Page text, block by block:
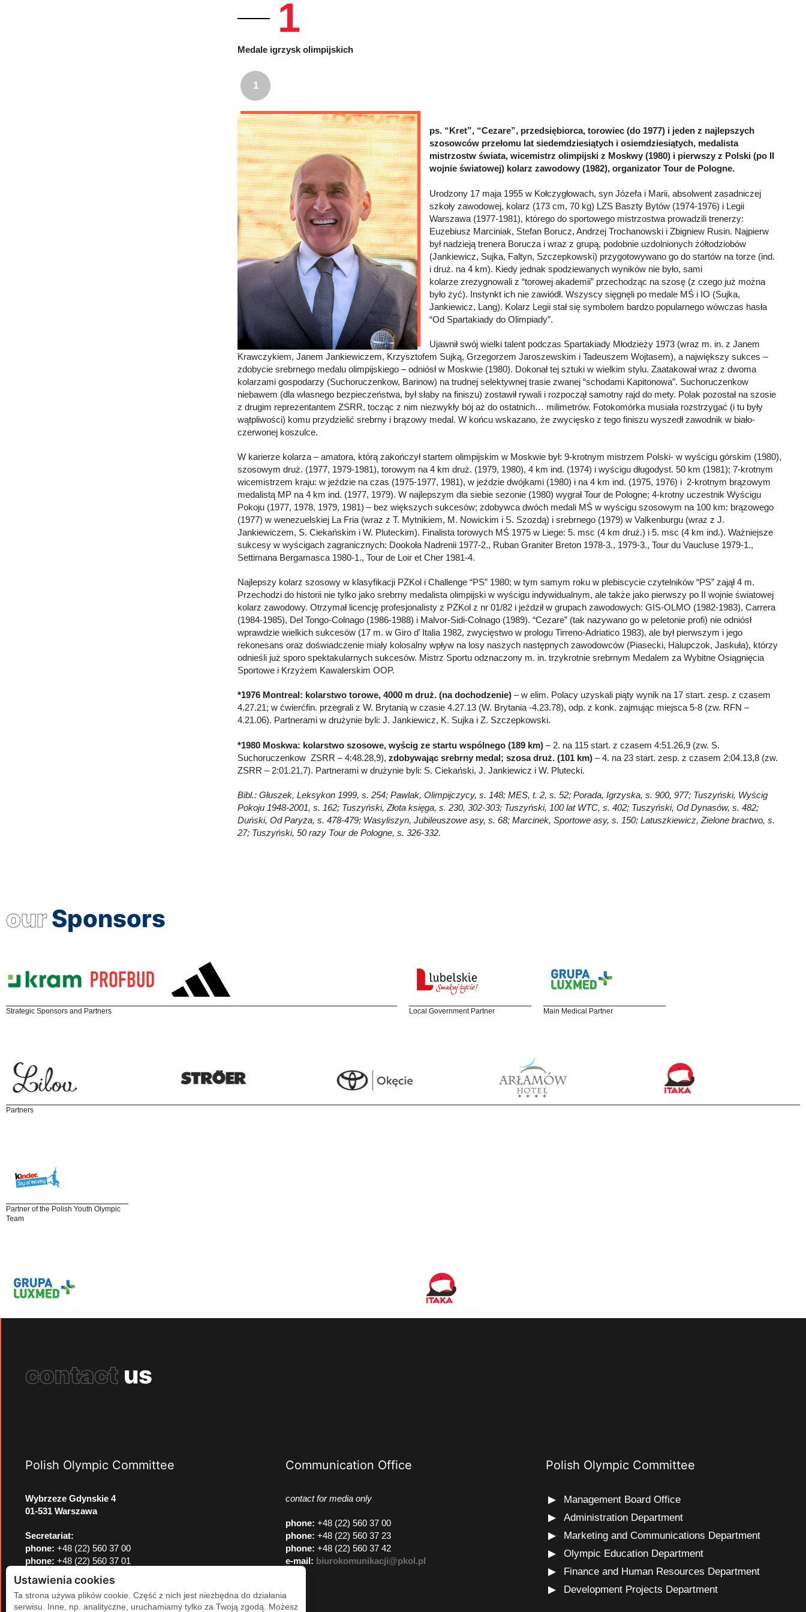
1
Medale igrzysk olimpijskich
1
ps. “Kret”, “Cezare”, przedsiębiorca, torowiec (do 1977) i jeden z najlepszych
szosowców przełomu lat siedemdziesiątych i osiemdziesiątych, medalista
mistrzostw świata, wicemistrz olimpijski z Moskwy (1980) i pierwszy z Polski (po II
wojnie światowej) kolarz zawodowy (1982), organizator Tour de Pologne.
Urodzony 17 maja 1955 w Kołczygłowach, syn Józefa i Marii, absolwent zasadniczej
szkoły zawodowej, kolarz (173 cm, 70 kg) LZS Baszty Bytów (1974-1976) i Legii
Warszawa (1977-1981), którego do sportowego mistrzostwa prowadzili trenerzy:
Euzebiusz Marciniak, Stefan Borucz, Andrzej Trochanowski i Zbigniew Rusin. Najpierw
był nadzieją trenera Borucza i wraz z grupą, podobnie uzdolnionych żółtodziobów
(Jankiewicz, Sujka, Faltyn, Szczepkowski) przygotowywano go do startów na torze (ind.
i druż. na 4 km). Kiedy jednak spodziewanych wyników nie było, sami
kolarze zrezygnowali z “torowej akademii” przechodząc na szosę (z czego już można
było żyć). Instynkt ich nie zawiódł. Wszyscy sięgnęli po medale MŚ i IO (Sujka,
Jankiewicz, Lang). Kolarz Legii stał się symbolem bardzo popularnego wówczas hasła
“Od Spartakiady do Olimpiady”.
Ujawnił swój wielki talent podczas Spartakiady Młodzieży 1973 (wraz m. in. z Janem
Krawczykiem, Janem Jankiewiczem, Krzysztofem Sujką, Grzegorzem Jaroszewskim i Tadeuszem Wojtasem), a największy sukces –
zdobycie srebrnego medalu olimpijskiego – odniósł w Moskwie (1980). Dokonał tej sztuki w wielkim stylu. Zaatakował wraz z dwoma
kolarzami gospodarzy (Suchoruczenkow, Barinow) na trudnej selektywnej trasie zwanej “schodami Kapitonowa”. Suchoruczenkow
niebawem (dla własnego bezpieczeństwa, był słaby na finiszu) zostawił rywali i rozpoczął samotny rajd do mety. Polak pozostał na szosie
z drugim reprezentantem ZSRR, tocząc z nim niezwykły bój aż do ostatnich… milimetrów. Fotokomórka musiała rozstrzygać (i tu były
wątpliwości) komu przydzielić srebrny i brązowy medal. W końcu wskazano, że zwycięsko z tego finiszu wyszedł zawodnik w biało-
czerwonej koszulce.
W karierze kolarza – amatora, którą zakończył startem olimpijskim w Moskwie był: 9-krotnym mistrzem Polski- w wyścigu górskim (1980),
szosowym druż. (1977, 1979-1981), torowym na 4 km druż. (1979, 1980), 4 km ind. (1974) i wyścigu długodyst. 50 km (1981); 7-krotnym
wicemistrzem kraju: w jeździe na czas (1975-1977, 1981), w jeździe dwójkami (1980) i na 4 km ind. (1975, 1976) i 2-krotnym brązowym
medalistą MP na 4 km ind. (1977, 1979). W najlepszym dla siebie sezonie (1980) wygrał Tour de Pologne; 4-krotny uczestnik Wyścigu
Pokoju (1977, 1978, 1979, 1981) – bez większych sukcesów; zdobywca dwóch medali MŚ w wyścigu szosowym na 100 km: brązowego
(1977) w wenezuelskiej La Fria (wraz z T. Mytnikiem, M. Nowickim i S. Szozdą) i srebrnego (1979) w Valkenburgu (wraz z J.
Jankiewiczem, S. Ciekańskim i W. Pluteckim). Finalista torowych MŚ 1975 w Liege: 5. msc (4 km druż.) i 5. msc (4 km ind.). Ważniejsze
sukcesy w wyścigach zagranicznych: Dookoła Nadrenii 1977-2., Ruban Graniter Breton 1978-3., 1979-3., Tour du Vaucluse 1979-1.,
Settimana Bergamasca 1980-1., Tour de Loir et Cher 1981-4.
Najlepszy kolarz szosowy w klasyfikacji PZKol i Challenge “PS” 1980; w tym samym roku w plebiscycie czytelników “PS” zajął 4 m.
Przechodzi do historii nie tylko jako srebrny medalista olimpijski w wyścigu indywidualnym, ale także jako pierwszy po II wojnie światowej
kolarz zawodowy. Otrzymał licencję profesjonalisty z PZKol z nr 01/82 i jeździł w grupach zawodowych: GIS-OLMO (1982-1983), Carrera
(1984-1985), Del Tongo-Colnago (1986-1988) i Malvor-Sidi-Colnago (1989). “Cezare” (tak nazywano go w peletonie profi) nie odniósł
wprawdzie wielkich sukcesów (17 m. w Giro d’ Italia 1982, zwycięstwo w prologu Tirreno-Adriatico 1983), ale był pierwszym i jego
rekonesans oraz doświadczenie miały kolosalny wpływ na losy naszych następnych zawodowców (Piasecki, Halupczok, Jaskuła), którzy
odnieśli już sporo spektakularnych sukcesów. Mistrz Sportu odznaczony m. in. trzykrotnie srebrnym Medalem za Wybitne Osiągnięcia
Sportowe i Krzyżem Kawalerskim OOP.
*1976 Montreal: kolarstwo torowe, 4000 m druż. (na dochodzenie) – w elim. Polacy uzyskali piąty wynik na 17 start. zesp. z czasem
4.27.21; w ćwierćfin. przegrali z W. Brytanią w czasie 4.27.13 (W. Brytania -4.23.78), odp. z konk. zajmując miejsca 5-8 (zw. RFN –
4.21.06). Partnerami w drużynie byli: J. Jankiewicz, K. Sujka i Z. Szczepkowski.
*1980 Moskwa: kolarstwo szosowe, wyścig ze startu wspólnego (189 km) – 2. na 115 start. z czasem 4:51.26,9 (zw. S.
Suchoruczenkow ZSRR – 4:48.28,9), zdobywając srebrny medal; szosa druż. (101 km) – 4. na 23 start. zesp. z czasem 2:04.13,8 (zw.
ZSRR – 2:01.21,7). Partnerami w drużynie byli: S. Ciekański, J. Jankiewicz i W. Plutecki.
Bibl.: Głuszek, Leksykon 1999, s. 254; Pawlak, Olimpijczycy, s. 148; MES, t. 2, s. 52; Porada, Igrzyska, s. 900, 977; Tuszyński, Wyścig
Pokoju 1948-2001, s. 162; Tuszyński, Złota księga, s. 230, 302-303; Tuszyński, 100 lat WTC, s. 402; Tuszyński, Od Dynasów, s. 482;
Duński, Od Paryża, s. 478-479; Wasyliszyn, Jubileuszowe asy, s. 68; Marcinek, Sportowe asy, s. 150; Latuszkiewicz, Zielone bractwo, s.
27; Tuszyński, 50 razy Tour de Pologne, s. 326-332.
ourSponsors
Strategic Sponsors and Partners Local Government Partner Main Medical Partner
Partners
Partner of the Polish Youth Olympic
Team
contact us
Polish Olympic Committee
Wybrzeze Gdynskie 4
01-531 Warszawa
Secretariat:
phone: +48 (22) 560 37 00
phone: +48 (22) 560 37 01
e-mail:
pkol@pkol.pl
Communication Office
contact for media only
phone: +48 (22) 560 37 00
phone: +48 (22) 560 37 23
phone: +48 (22) 560 37 42
e-mail: biurokomunikacji@pkol.pl
Polish Olympic Committee
Management Board Office
Administration Department
Marketing and Communications Department
Olympic Education Department
Finance and Human Resources Department
Development Projects Department
Ustawienia cookies
Ta strona używa plików cookie. Część z nich jest niezbędna do działania
serwisu. Inne, np. analityczne, uruchamiamy tylko za Twoją zgodą. Możesz